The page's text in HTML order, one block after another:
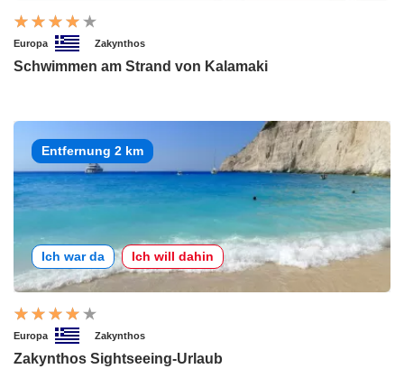
Europa Zakynthos
Schwimmen am Strand von Kalamaki
Entfernung 2 km
Ich war da Ich will dahin
Europa Zakynthos
Zakynthos Sightseeing-Urlaub